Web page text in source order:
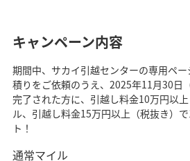
キャンペーン内容
期間中、サカイ引越センターの専用ペ
積りをご依頼のうえ、2025年11月30日
完了された方に、引越し料金10万円以
ル、引越し料金15万円以上（税抜き）
ト！
通常マイル